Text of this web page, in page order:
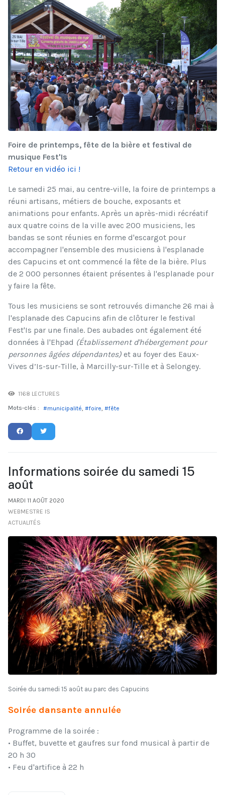
Foire de printemps, fête de la bière et festival de
musique Fest'Is
Retour en vidéo ici !
Le samedi 25 mai, au centre-ville, la foire de printemps a
réuni artisans, métiers de bouche, exposants et
animations pour enfants. Après un après-midi récréatif
aux quatre coins de la ville avec 200 musiciens, les
bandas se sont réunies en forme d'escargot pour
accompagner l'ensemble des musiciens à l'esplanade
des Capucins et ont commencé la fête de la bière. Plus
de 2 000 personnes étaient présentes à l'esplanade pour
y faire la fête.
Tous les musiciens se sont retrouvés dimanche 26 mai à
l'esplanade des Capucins afin de clôturer le festival
Fest'Is par une finale. Des aubades ont également été
données à l'Ehpad (Établissement d'hébergement pour
personnes âgées dépendantes) et au foyer des Eaux-
Vives d’Is-sur-Tille, à Marcilly-sur-Tille et à Selongey.
1168 LECTURES
Mots-clés :
municipalité foire fête
Informations soirée du samedi 15
août
MARDI 11 AOÛT 2020
WEBMESTRE IS
ACTUALITÉS
Soirée du samedi 15 août au parc des Capucins
Soirée dansante annulée
Programme de la soirée :
• Buffet, buvette et gaufres sur fond musical à partir de
20 h 30
• Feu d'artifice à 22 h